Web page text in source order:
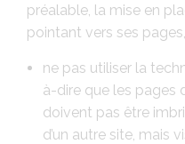
préalable, la mise en
pointant vers ses
ne pas utiliser la
à-dire que les pages
doivent pas être
d’un autre site, mais